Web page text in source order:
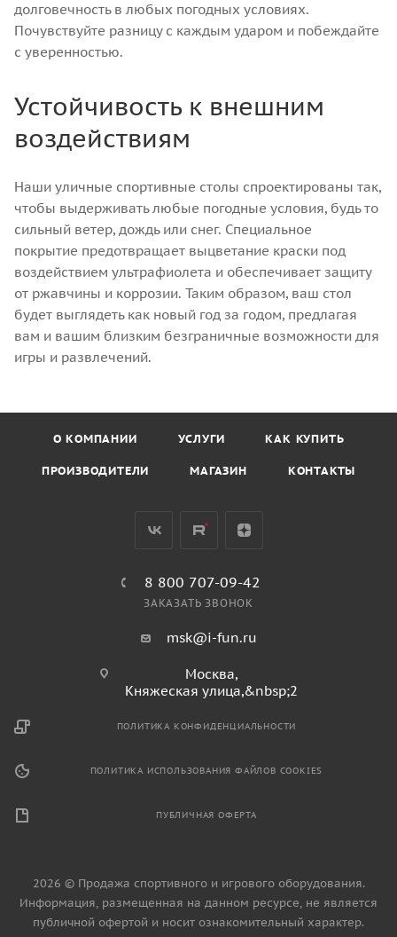
долговечность в любых погодных условиях.
Почувствуйте разницу с каждым ударом и побеждайте
с уверенностью.
Устойчивость к внешним
воздействиям
Наши уличные спортивные столы спроектированы так,
чтобы выдерживать любые погодные условия, будь то
сильный ветер, дождь или снег. Специальное
покрытие предотвращает выцветание краски под
воздействием ультрафиолета и обеспечивает защиту
от ржавчины и коррозии. Таким образом, ваш стол
будет выглядеть как новый год за годом, предлагая
вам и вашим близким безграничные возможности для
игры и развлечений.
О КОМПАНИИ УСЛУГИ КАК КУПИТЬ
ПРОИЗВОДИТЕЛИ МАГАЗИН КОНТАКТЫ
8 800 707-09-42
ЗАКАЗАТЬ ЗВОНОК
msk@i-fun.ru
Москва,
Княжеская улица,&nbsp;2
ПОЛИТИКА КОНФИДЕНЦИАЛЬНОСТИ
ПОЛИТИКА ИСПОЛЬЗОВАНИЯ ФАЙЛОВ COOKIES
ПУБЛИЧНАЯ ОФЕРТА
2026 © Продажа спортивного и игрового оборудования.
Информация, размещенная на данном ресурсе, не является
публичной офертой и носит ознакомительный характер.